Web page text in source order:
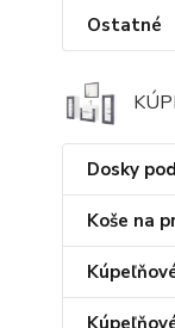
Ostatné
Dosky
Koše na